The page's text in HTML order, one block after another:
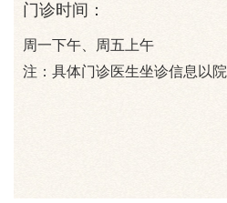
门诊时间：
周一下午、周五上午
注：具体门诊医生坐诊信息以